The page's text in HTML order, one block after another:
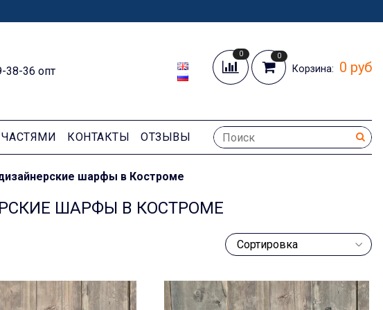
38-36 опт
0 0
Корзина: 0 руб
КОНТАКТЫ ОТЗЫВЫ
шарфы в Костроме
ШАРФЫ В КОСТРОМЕ